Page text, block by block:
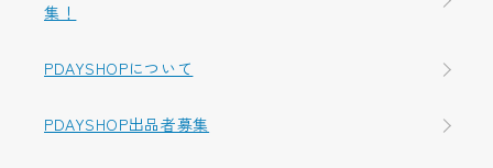
集！
PDAYSHOPについて
PDAYSHOP出品者募集